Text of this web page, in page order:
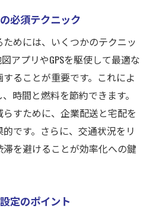
ンフラを活用する方法
るための時間帯選び
クを活用した軽貨物運送の
物運送に適した車両選び
ベーションを取り入れる
！昭島市での軽貨物運送で
方法
必須テクニック
めには、いくつかのテクニッ
アプリやGPSを駆使して最適な
ることが重要です。これによ
時間と燃料を節約できます。
すために、企業配送と宅配を
です。さらに、交通状況をリ
を避けることが効率化への鍵
定のポイント